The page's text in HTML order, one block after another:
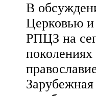
В
Церковью и
РПЦЗ на